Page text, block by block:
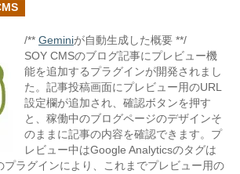
/** Geminiが自動生成した概要 **/
SOY CMSのブログ記事にプレビュー機
能を追加するプラグインが開発されまし
た。記事投稿画面にプレビュー用のURL
設定欄が追加され、確認ボタンを押す
と、稼働中のブログページのデザインそ
のままに記事の内容を確認できます。プ
レビュー中はGoogle Analyticsのタグは
プラグインにより、これまでプレビュー用の